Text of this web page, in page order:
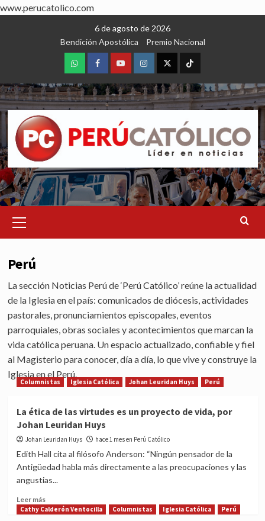
www.perucatolico.com
6 de agosto de 2026
Bendición Apostólica
Premio Nacional
WhatsAppFacebookYoutubeInstagram
X TikTok
Menu
Perú
La sección Noticias Perú de ‘Perú Católico’ reúne la actualidad
de la Iglesia en el país: comunicados de diócesis, actividades
pastorales, pronunciamientos episcopales, eventos
parroquiales, obras sociales y acontecimientos que marcan la
vida católica peruana. Un espacio actualizado, confiable y fiel
al Magisterio para conocer, día a día, lo que vive y construye la
Iglesia en el Perú.
Columnistas Iglesia Católica Johan Leuridan Huys Perú
La ética de las virtudes es un proyecto de vida, por
Johan Leuridan Huys
Johan Leuridan Huys hace 1 mes en Perú Católico
Edith Hall cita al filósofo Anderson: “Ningún pensador de la
Antigüedad habla más directamente a las preocupaciones y las
angustias...
Leer másRead
more
Cathy Calderón Ventocilla Columnistas Iglesia Católica Perú